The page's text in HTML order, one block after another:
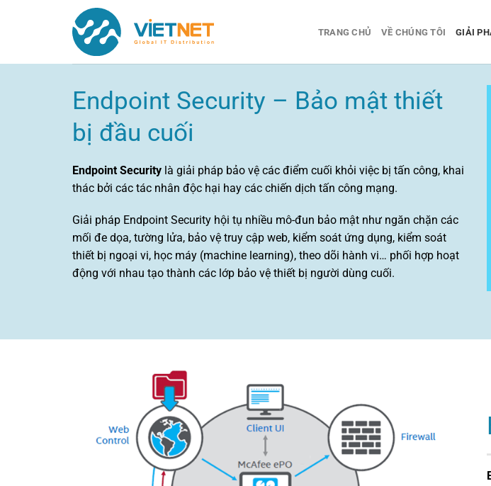
dung
TRANG CHỦ VỀ CHÚNG TÔI GIẢI
Endpoint Security – Bảo mật thiết
bị đầu cuối
Endpoint Security là giải pháp bảo vệ các điểm cuối khỏi việc bị tấn công, khai
thác bởi các tác nhân độc hại hay các chiến dịch tấn công mạng.
Giải pháp Endpoint Security hội tụ nhiều mô-đun bảo mật như ngăn chặn các
mối đe dọa, tường lửa, bảo vệ truy cập web, kiểm soát ứng dụng, kiểm soát
thiết bị ngoại vi, học máy (machine learning), theo dõi hành vi… phối hợp hoạt
động với nhau tạo thành các lớp bảo vệ thiết bị người dùng cuối.